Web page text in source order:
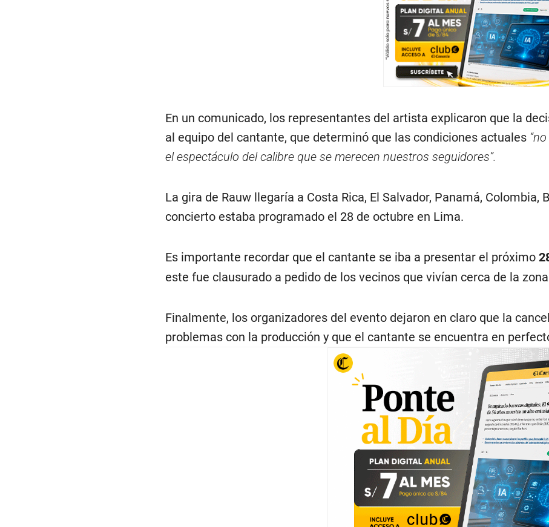
En un comunicado, los representantes del artista explicaron que la
al equipo del cantante, que determinó que las condiciones actuales
el espectáculo del calibre que se merecen nuestros seguidores”.
La gira de Rauw llegaría a Costa Rica, El Salvador, Panamá,
concierto estaba programado el 28 de octubre en Lima.
Es importante recordar que el cantante se iba a presentar el próximo
este fue clausurado a pedido de los vecinos que vivían cerca de la
Finalmente, los organizadores del evento dejaron en claro que la
problemas con la producción y que el cantante se encuentra en